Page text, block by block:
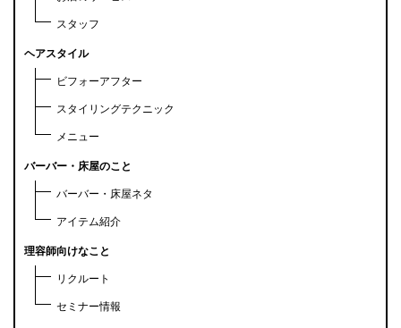
スタッフ
ヘアスタイル
ビフォーアフター
スタイリングテクニック
メニュー
バーバー・床屋のこと
バーバー・床屋ネタ
アイテム紹介
理容師向けなこと
リクルート
セミナー情報